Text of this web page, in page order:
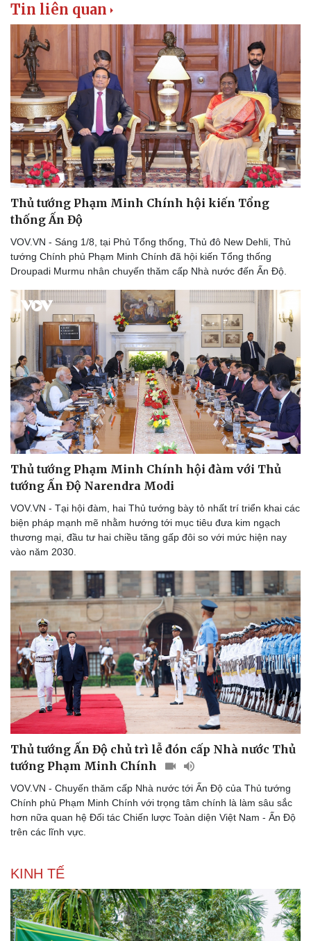
Kinh tế
Bất động sản
Khởi nghiệp
Giá vàng
Tiêu dùng
Tỷ giá
Chứng khoán
Giá cà phê
Pháp luật
Vụ án
Tin nóng
Tư vấn luật
Quân sự - Quốc phòng
Vũ khí
Việt Nam
Phân tích
Tin liên quan
Thủ tướng Phạm Minh Chính hội kiến Tổng
thống Ấn Độ
VOV.VN - Sáng 1/8, tại Phủ Tổng thống, Thủ đô New Dehli, Thủ
tướng Chính phủ Phạm Minh Chính đã hội kiến Tổng thống
Droupadi Murmu nhân chuyến thăm cấp Nhà nước đến Ấn Độ.
Thủ tướng Phạm Minh Chính hội đàm với Thủ
tướng Ấn Độ Narendra Modi
VOV.VN - Tại hội đàm, hai Thủ tướng bày tỏ nhất trí triển khai các
biện pháp mạnh mẽ nhằm hướng tới mục tiêu đưa kim ngạch
thương mại, đầu tư hai chiều tăng gấp đôi so với mức hiện nay
vào năm 2030.
Thủ tướng Ấn Độ chủ trì lễ đón cấp Nhà nước Thủ
tướng Phạm Minh Chính
VOV.VN - Chuyến thăm cấp Nhà nước tới Ấn Độ của Thủ tướng
Chính phủ Phạm Minh Chính với trọng tâm chính là làm sâu sắc
hơn nữa quan hệ Đối tác Chiến lược Toàn diện Việt Nam - Ấn Độ
trên các lĩnh vực.
KINH TẾ